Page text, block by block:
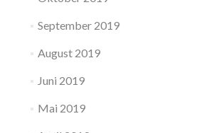
September 2019
August 2019
Juni 2019
Mai 2019